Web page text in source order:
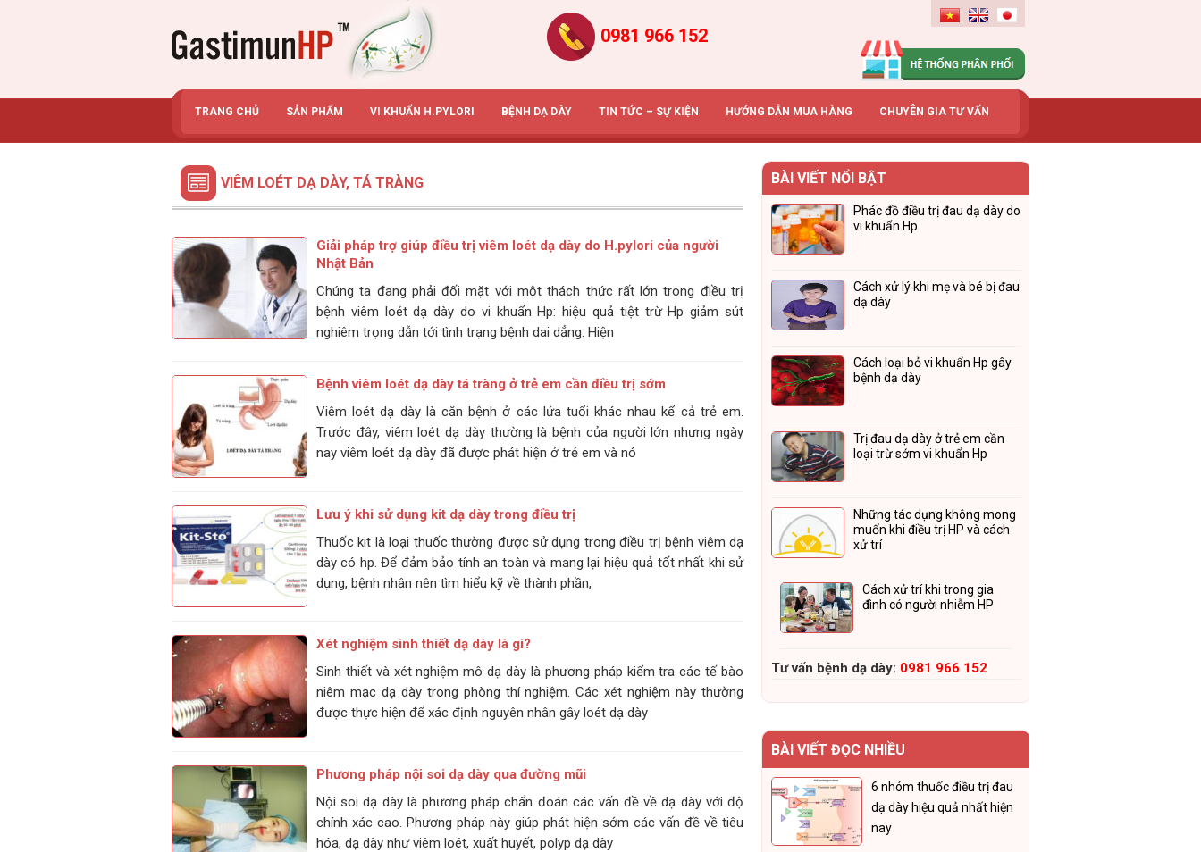
0981 966 152
TRANG CHỦ SẢN PHẨM VI KHUẨN H.PYLORI BỆNH DẠ DÀY TIN TỨC – SỰ KIỆN HƯỚNG DẪN MUA HÀNG CHUYÊN GIA TƯ VẤN
VIÊM LOÉT DẠ DÀY, TÁ TRÀNG
Giải pháp trợ giúp điều trị viêm loét dạ dày do H.pylori của người
Nhật Bản
Chúng ta đang phải đối mặt với một thách thức rất lớn trong điều trị
bệnh viêm loét dạ dày do vi khuẩn Hp: hiệu quả tiệt trừ Hp giảm sút
nghiêm trọng dẫn tới tình trạng bệnh dai dẳng. Hiện
Bệnh viêm loét dạ dày tá tràng ở trẻ em cần điều trị sớm
Viêm loét dạ dày là căn bệnh ở các lứa tuổi khác nhau kể cả trẻ em.
Trước đây, viêm loét dạ dày thường là bệnh của người lớn nhưng ngày
nay viêm loét dạ dày đã được phát hiện ở trẻ em và nó
Lưu ý khi sử dụng kit dạ dày trong điều trị
Thuốc kit là loại thuốc thường được sử dụng trong điều trị bệnh viêm dạ
dày có hp. Để đảm bảo tính an toàn và mang lại hiệu quả tốt nhất khi sử
dụng, bệnh nhân nên tìm hiểu kỹ về thành phần,
Xét nghiệm sinh thiết dạ dày là gì?
Sinh thiết và xét nghiệm mô dạ dày là phương pháp kiểm tra các tế bào
niêm mạc dạ dày trong phòng thí nghiệm. Các xét nghiệm này thường
được thực hiện để xác định nguyên nhân gây loét dạ dày
Phương pháp nội soi dạ dày qua đường mũi
Nội soi dạ dày là phương pháp chẩn đoán các vấn đề về dạ dày với độ
chính xác cao. Phương pháp này giúp phát hiện sớm các vấn đề về tiêu
hóa, dạ dày như viêm loét, xuất huyết, polyp dạ dày
BÀI VIẾT NỔI BẬT
Phác đồ điều trị đau dạ dày do
vi khuẩn Hp
Cách xử lý khi mẹ và bé bị đau
dạ dày
Cách loại bỏ vi khuẩn Hp gây
bệnh dạ dày
Trị đau dạ dày ở trẻ em cần
loại trừ sớm vi khuẩn Hp
Những tác dụng không mong
muốn khi điều trị HP và cách
xử trí
Cách xử trí khi trong gia
đình có người nhiễm HP
Tư vấn bệnh dạ dày: 0981 966 152
BÀI VIẾT ĐỌC NHIỀU
6 nhóm thuốc điều trị đau
dạ dày hiệu quả nhất hiện
nay